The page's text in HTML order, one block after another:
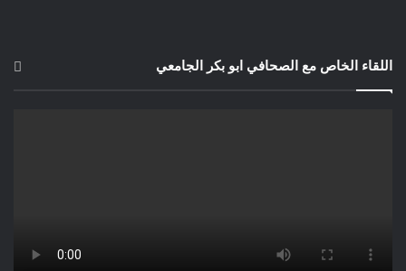
اللقاء الخاص مع الصحافي ابو بكر الجامعي